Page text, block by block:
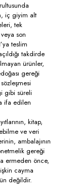
iç giyim alt
tek
son
teslim
takdirde
ürünler,
gereği
gibi süreli
ifa edilen
kitap,
ve veri
ambalajının
gereği
ermeden önce,
cayma
değildir.